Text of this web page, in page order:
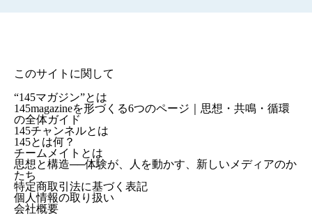
このサイトに関して
“145マガジン”とは
145magazineを形づくる6つのページ｜思想・共鳴・循環
の全体ガイド
145チャンネルとは
145とは何？
チームメイトとは
思想と構造──体験が、人を動かす、新しいメディアのか
たち
特定商取引法に基づく表記
個人情報の取り扱い
会社概要